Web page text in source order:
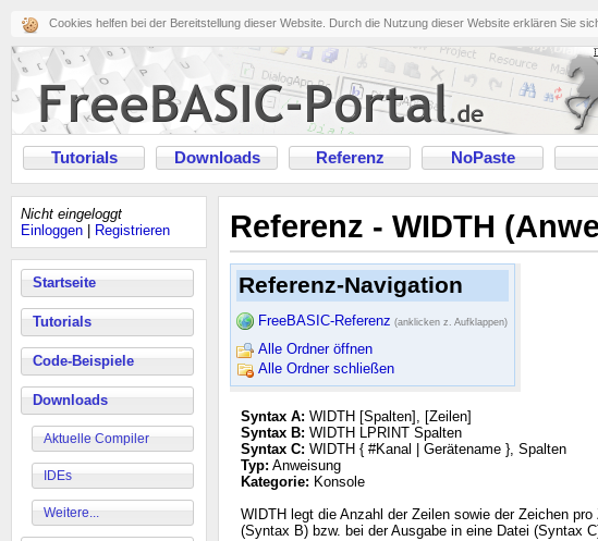
Cookies helfen bei der Bereitstellung dieser Website. Durch die Nutzung dieser Website erklären Sie
Tutorials Downloads Referenz NoPaste
Nicht eingeloggt
Einloggen
Registrieren
Startseite
Tutorials
Code-Beispiele
Downloads
Aktuelle Compiler
IDEs
Weitere...
Referenz - WIDTH
Referenz-Navigation
FreeBASIC-Referenz (anklicken z. Aufklappen)
Alle Ordner öffnen
Alle Ordner schließen
Syntax A: WIDTH [Spalten], [Zeilen]
Syntax B: WIDTH LPRINT Spalten
Syntax C: WIDTH { #Kanal | Gerätename }, Spalten
Typ: Anweisung
Kategorie: Konsole
WIDTH legt die Anzahl der Zeilen sowie der Zeichen
(Syntax B) bzw. bei der Ausgabe in eine Datei (Syntax